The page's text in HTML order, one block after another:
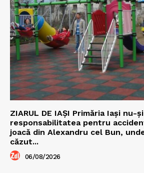
ZIARUL DE IAȘI Primăria Iași nu-
responsabilitatea pentru
joacă din Alexandru cel Bun,
căzut...
06/08/2026